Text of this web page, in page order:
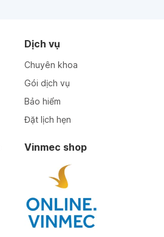
Dịch vụ
Chuyên khoa
Gói dịch vụ
Bảo hiểm
Đặt lịch hẹn
Vinmec shop